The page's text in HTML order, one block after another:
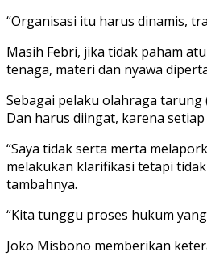
“Organisasi itu harus dinamis,
Masih Febri, jika tidak paham
tenaga, materi dan nyawa
Sebagai pelaku olahraga
Dan harus diingat, karena
“Saya tidak serta merta
melakukan klarifikasi tetapi
tambahnya.
“Kita tunggu proses hukum
Joko Misbono memberikan